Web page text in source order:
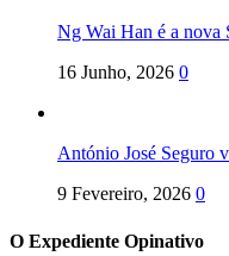
Ng Wai Han é a nova
16 Junho, 2026 0
António José Seguro
9 Fevereiro, 2026 0
O Expediente Opinativo